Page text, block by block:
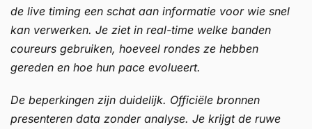
de live timing een schat aan informatie voor wie snel
kan verwerken. Je ziet in real-time welke banden
coureurs gebruiken, hoeveel rondes ze hebben
gereden en hoe hun pace evolueert.
De beperkingen zijn duidelijk. Officiële bronnen
presenteren data zonder analyse. Je krijgt de ruwe